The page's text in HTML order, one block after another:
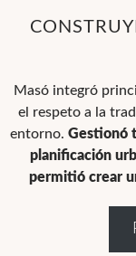
Masó integró
el respeto a la
entorno. Gestionó
planificación
permitió crear